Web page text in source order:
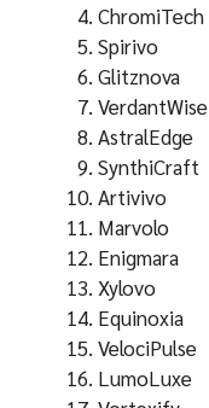
ChromiTech
Spirivo
Glitznova
VerdantWise
AstralEdge
SynthiCraft
Artivivo
Marvolo
Enigmara
Xylovo
Equinoxia
VelociPulse
LumoLuxe